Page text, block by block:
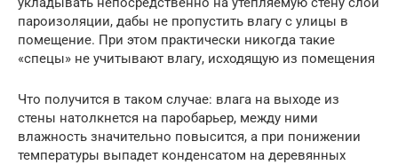
пароизоляции, дабы не пропустить влагу с улицы в
помещение. При этом практически никогда такие
«спецы» не учитывают влагу, исходящую из помещения
Что получится в таком случае: влага на выходе из
стены натолкнется на паробарьер, между ними
влажность значительно повысится, а при понижении
температуры выпадет конденсатом на деревянных